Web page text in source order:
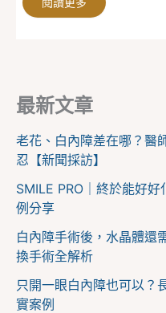
最新文章
老花、白內障差在哪？醫
忍【新聞採訪】
SMILE PRO｜終於能好
例分享
白內障手術後，水晶體
換手術全解析
只開一眼白內障也可以？
實案例